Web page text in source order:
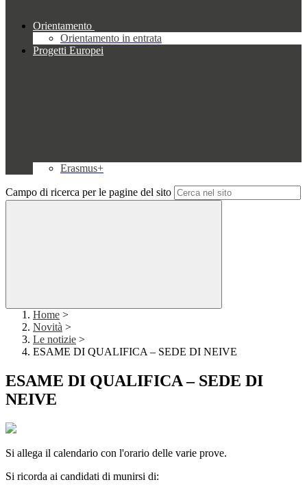
Orientamento
Orientamento in entrata
Progetti Europei
Erasmus+
Campo di ricerca per le pagine del sito
Home >
Novità >
Le notizie >
ESAME DI QUALIFICA – SEDE DI NEIVE
ESAME DI QUALIFICA – SEDE DI
NEIVE
Si allega il calendario con l'orario delle varie prove.
Si ricorda ai candidati di munirsi di: